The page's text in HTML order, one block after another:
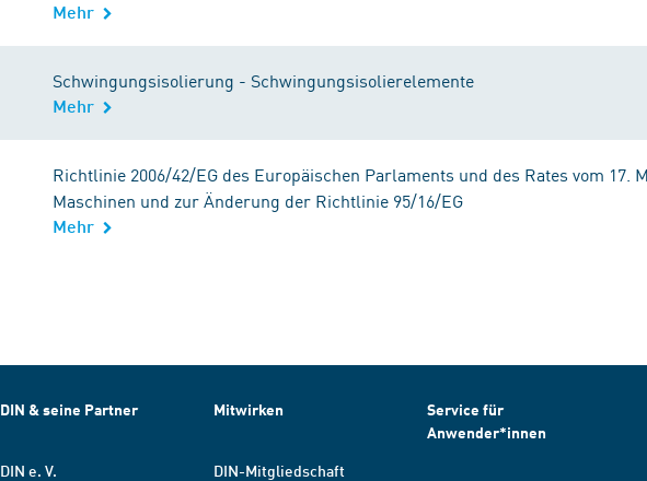
Mehr
Schwingungsisolierung - Schwingungsisolierelemente
Mehr
Richtlinie 2006/42/EG des Europäischen Parlaments und des Rates vom 17.
Maschinen und zur Änderung der Richtlinie 95/16/EG
Mehr
DIN & seine Partner
DIN e. V.
Mitwirken
DIN-Mitgliedschaft
Service für
Anwender*innen